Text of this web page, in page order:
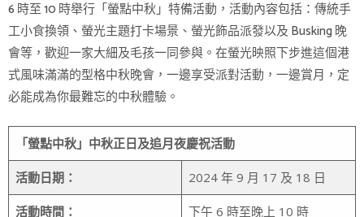
6 時至 10 時舉行「螢點中秋」特備活動，活動內容包括：傳統手
工小食換領、螢光主題打卡場景、螢光飾品派發以及 Busking 晚
會等，歡迎一家大細及毛孩一同參與。在螢光映照下步進這個港
式風味滿滿的型格中秋晚會，一邊享受派對活動，一邊賞月，定
必能成為你最難忘的中秋體驗。
「螢點中秋」中秋正日及追月夜慶祝活動
活動日期： 2024 年 9 月 17 及 18 日
活動時間： 下午 6 時至晚上 10 時